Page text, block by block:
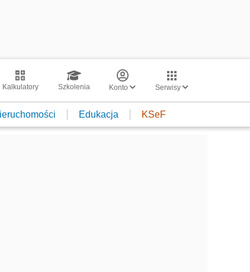
Kalkulatory Szkolenia Konto Serwisy
Edukacja KSeF